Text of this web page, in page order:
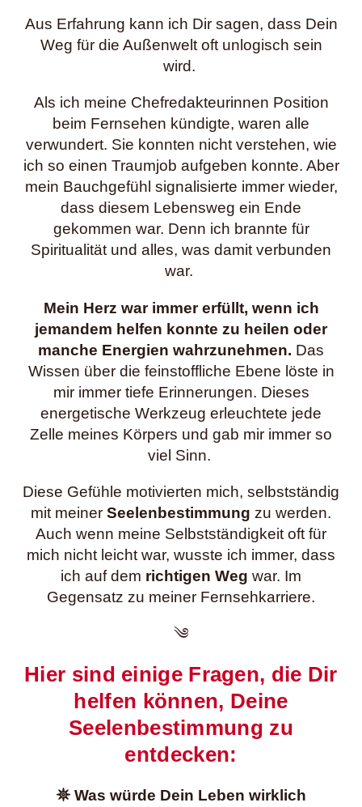
Aus Erfahrung kann ich Dir sagen, dass Dein
Weg für die Außenwelt oft unlogisch sein
wird.
Als ich meine Chefredakteurinnen Position
beim Fernsehen kündigte, waren alle
verwundert. Sie konnten nicht verstehen, wie
ich so einen Traumjob aufgeben konnte. Aber
mein Bauchgefühl signalisierte immer wieder,
dass diesem Lebensweg ein Ende
gekommen war. Denn ich brannte für
Spiritualität und alles, was damit verbunden
war.
Mein Herz war immer erfüllt, wenn ich
jemandem helfen konnte zu heilen oder
manche Energien wahrzunehmen. Das
Wissen über die feinstoffliche Ebene löste in
mir immer tiefe Erinnerungen. Dieses
energetische Werkzeug erleuchtete jede
Zelle meines Körpers und gab mir immer so
viel Sinn.
Diese Gefühle motivierten mich, selbstständig
mit meiner Seelenbestimmung zu werden.
Auch wenn meine Selbstständigkeit oft für
mich nicht leicht war, wusste ich immer, dass
ich auf dem richtigen Weg war. Im
Gegensatz zu meiner Fernsehkarriere.
༄
Hier sind einige Fragen, die Dir
helfen können, Deine
Seelenbestimmung zu
entdecken:
𖤓 Was würde Dein Leben wirklich